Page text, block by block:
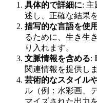
具体的で詳細に: 主
述し、正確な結果
描写的な言語を使用
るために、生き生
り入れます。
文脈情報を含める:
関連情報を提供しま
芸術的なスタイル
ル（例：水彩画、